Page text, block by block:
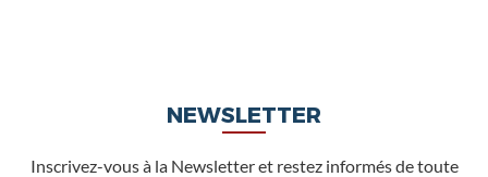
NEWSLETTER
Inscrivez-vous à la Newsletter et restez informés de toute